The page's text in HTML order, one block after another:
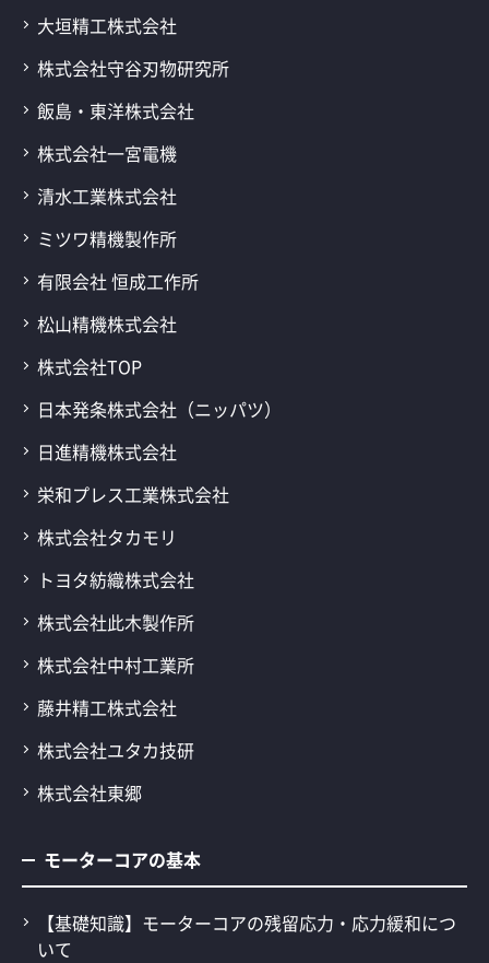
大垣精工株式会社
株式会社守谷刃物研究所
飯島・東洋株式会社
株式会社一宮電機
清水工業株式会社
ミツワ精機製作所
有限会社 恒成工作所
松山精機株式会社
株式会社TOP
日本発条株式会社（ニッパツ）
日進精機株式会社
栄和プレス工業株式会社
株式会社タカモリ
トヨタ紡織株式会社
株式会社此木製作所
株式会社中村工業所
藤井精工株式会社
株式会社ユタカ技研
株式会社東郷
モーターコアの基本
【基礎知識】モーターコアの残留応力・応力緩和につ
いて